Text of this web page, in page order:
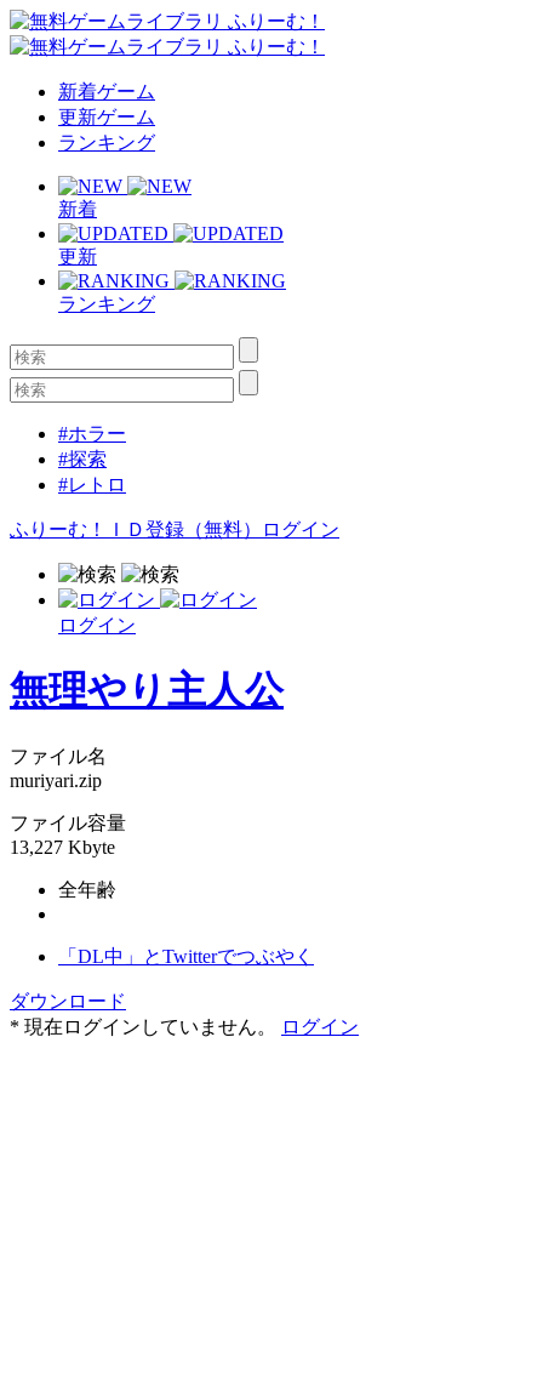
新着ゲーム
更新ゲーム
ランキング
新着
更新
ランキング
#ホラー
#探索
#レトロ
ふりーむ！ＩＤ登録（無料） ログイン
ログイン
無理やり主人公
ファイル名
muriyari.zip
ファイル容量
13,227 Kbyte
全年齢
「DL中」とTwitterでつぶやく
ダウンロード
* 現在ログインしていません。
ログイン